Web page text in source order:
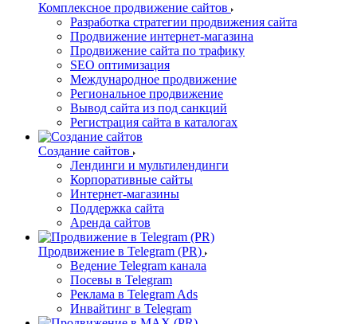
Комплексное продвижение сайтов
Разработка стратегии продвижения сайта
Продвижение интернет-магазина
Продвижение сайта по трафику
SEO оптимизация
Международное продвижение
Региональное продвижение
Вывод сайта из под санкций
Регистрация сайта в каталогах
Создание сайтов
Лендинги и мультилендинги
Корпоративные сайты
Интернет-магазины
Поддержка сайта
Аренда сайтов
Продвижение в Telegram (PR)
Ведение Telegram канала
Посевы в Telegram
Реклама в Telegram Ads
Инвайтинг в Telegram